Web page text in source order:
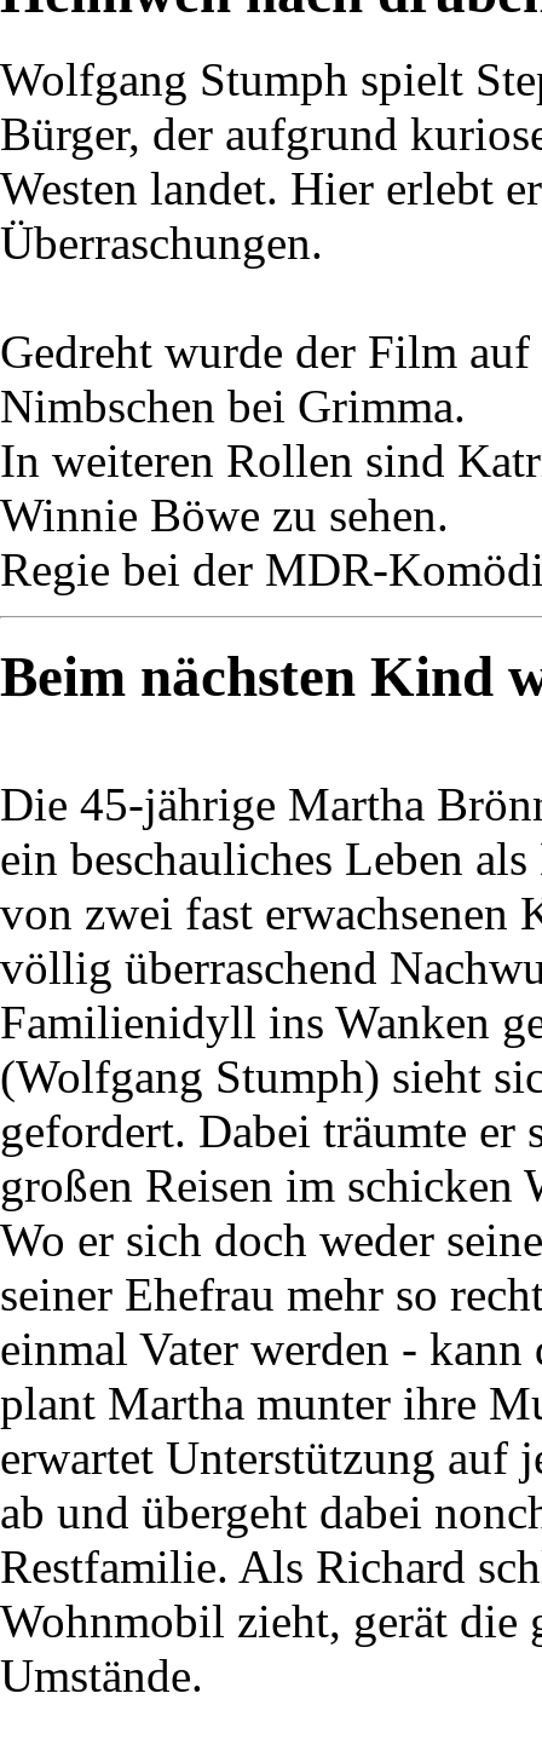
Wolfgang Stumph spielt
Bürger, der aufgrund
Westen landet. Hier erlebt
Überraschungen.
Gedreht wurde der Film
Nimbschen bei Grimma.
In weiteren Rollen sind
Winnie Böwe zu sehen.
Regie bei der MDR-
Beim nächsten Kind
Die 45-jährige Martha
ein beschauliches Leben
von zwei fast erwachsenen
völlig überraschend
Familienidyll ins Wanken
(Wolfgang Stumph) sieht
gefordert. Dabei träumte er
großen Reisen im schicken
Wo er sich doch weder
seiner Ehefrau mehr so
einmal Vater werden -
plant Martha munter ihre
erwartet Unterstützung auf
ab und übergeht dabei
Restfamilie. Als Richard
Wohnmobil zieht, gerät die
Umstände.